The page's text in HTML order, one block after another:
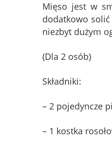
Mięso jest w
dodatkowo
niezbyt dużym
(Dla 2 osób)
Składniki:
– 2 pojedyncze
– 1 kostka